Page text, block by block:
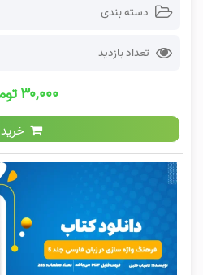
دسته بندی
تعداد بازدید
۳۰,۰۰۰ تومان
خرید